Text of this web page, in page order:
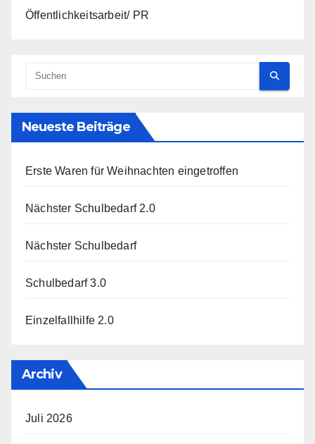
Öffentlichkeitsarbeit/ PR
Neueste Beiträge
Erste Waren für Weihnachten eingetroffen
Nächster Schulbedarf 2.0
Nächster Schulbedarf
Schulbedarf 3.0
Einzelfallhilfe 2.0
Archiv
Juli 2026